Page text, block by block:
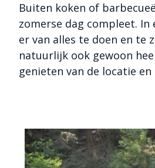
Buiten koken of
zomerse dag compleet. In
er van alles te doen en te
natuurlijk ook gewoon
genieten van de locatie